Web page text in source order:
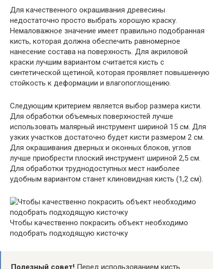
Для качественного окрашивания древесины
недостаточно просто выбрать хорошую краску.
Немаловажное значение имеет правильно подобранная
кисть, которая должна обеспечить равномерное
нанесение состава на поверхность. Для акриловой
краски лучшим вариантом считается кисть с
синтетической щетиной, которая проявляет повышенную
стойкость к деформации и влагопоглощению.
Следующим критерием является выбор размера кисти.
Для обработки объемных поверхностей лучше
использовать малярный инструмент шириной 15 см. Для
узких участков достаточно будет кисти размером 2 см.
Для окрашивания дверных и оконных блоков, углов
лучше приобрести плоский инструмент шириной 2,5 см.
Для обработки труднодоступных мест наиболее
удобным вариантом станет клиновидная кисть (1,2 см).
Чтобы качественно покрасить объект необходимо
подобрать подходящую кисточку
Полезный совет! Перед использованием кисть